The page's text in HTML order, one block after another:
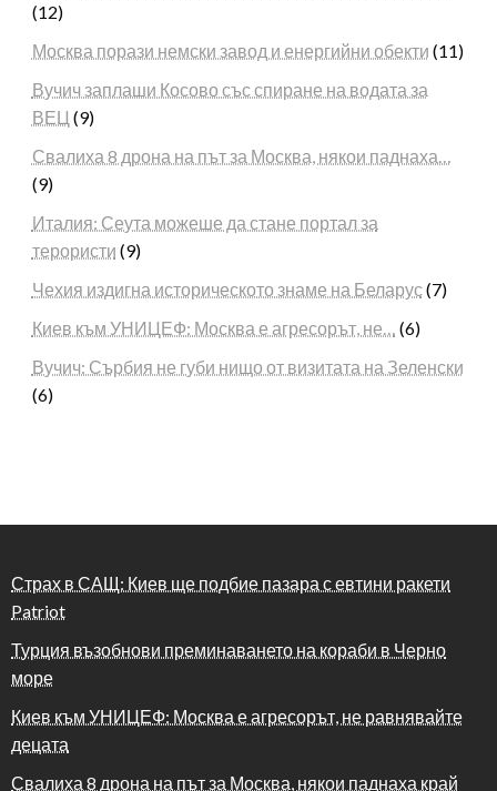
(12)
Москва порази немски завод и енергийни обекти (11)
Вучич заплаши Косово със спиране на водата за
ВЕЦ (9)
Свалиха 8 дрона на път за Москва, някои паднаха…
(9)
Италия: Сеута можеше да стане портал за
терористи (9)
Чехия издигна историческото знаме на Беларус(7)
Киев към УНИЦЕФ: Москва е агресорът, не… (6)
Вучич: Сърбия не губи нищо от визитата на Зеленски
(6)
Страх в САЩ: Киев ще подбие пазара с евтини ракети
Patriot
Турция възобнови преминаването на кораби в Черно
море
Киев към УНИЦЕФ: Москва е агресорът, не равнявайте
децата
Свалиха 8 дрона на път за Москва, някои паднаха край